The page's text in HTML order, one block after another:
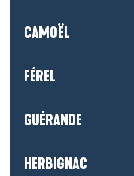
CAMOËL
FÉREL
GUÉRANDE
HERBIGNAC
DE
LA
une question se pose
il n’y a pas une visite
possibles à